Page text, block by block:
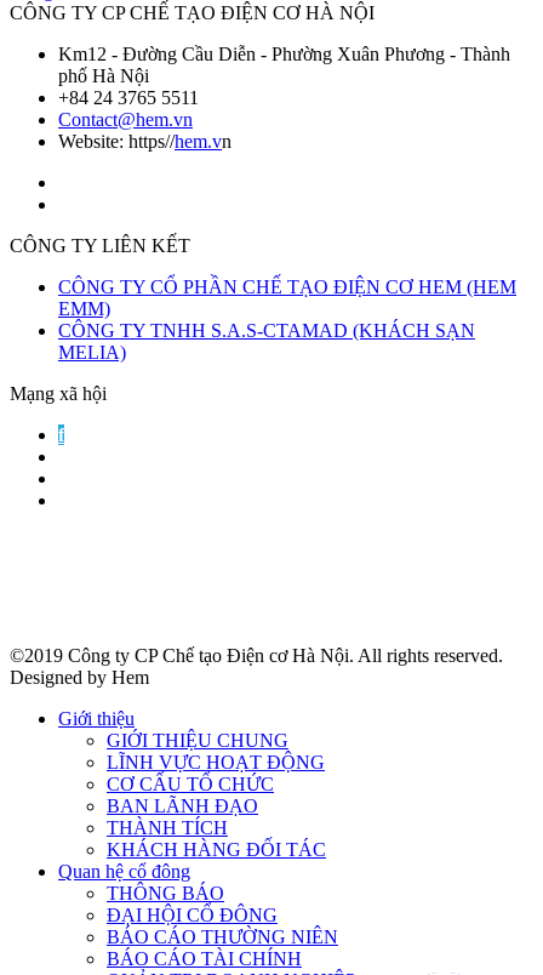
CÔNG TY CP CHẾ TẠO ĐIỆN CƠ HÀ NỘI
Km12 - Đường Cầu Diễn - Phường Xuân Phương - Thành
phố Hà Nội
+84 24 3765 5511
Contact@hem.vn
Website: https//hem.vn
CÔNG TY LIÊN KẾT
CÔNG TY CỔ PHẦN CHẾ TẠO ĐIỆN CƠ HEM (HEM
EMM)
CÔNG TY TNHH S.A.S-CTAMAD (KHÁCH SẠN
MELIA)
Mạng xã hội
f
©2019 Công ty CP Chế tạo Điện cơ Hà Nội. All rights reserved.
Designed by Hem
Giới thiệu
GIỚI THIỆU CHUNG
LĨNH VỰC HOẠT ĐỘNG
CƠ CẤU TỔ CHỨC
BAN LÃNH ĐẠO
THÀNH TÍCH
KHÁCH HÀNG ĐỐI TÁC
Quan hệ cổ đông
THÔNG BÁO
ĐẠI HỘI CỔ ĐÔNG
BÁO CÁO THƯỜNG NIÊN
BÁO CÁO TÀI CHÍNH